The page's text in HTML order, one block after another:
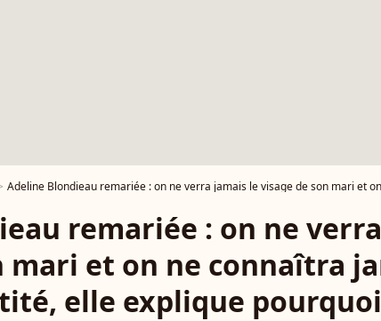
Adeline Blondieau remariée : on ne verra jamais le visage de son mari et on ne
remariée : on ne
mari et on ne connaîtra
elle explique pourquoi